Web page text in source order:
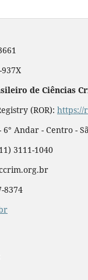
de Ciências
(ROR): https://
Andar - Centro -
3111-1040
8374